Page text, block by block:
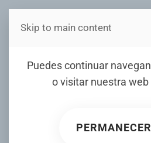
Estás en
Puedes continuar
o visitar nuestra web
Skip to main content
Misión, Visión y